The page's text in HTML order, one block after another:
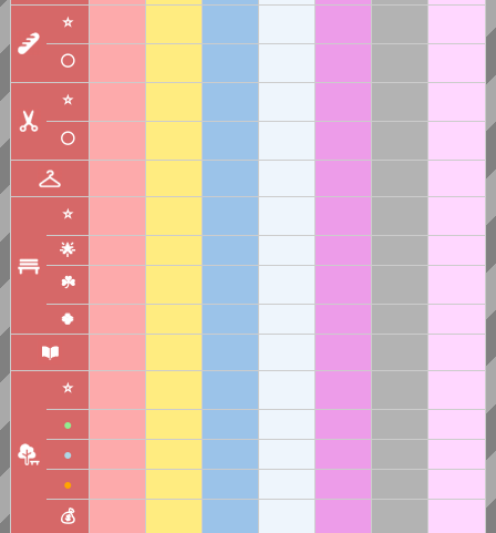
⭐
⚪
⭐
⚪
⭐
🌟
☘️
🍀
⭐
●
●
●
💰